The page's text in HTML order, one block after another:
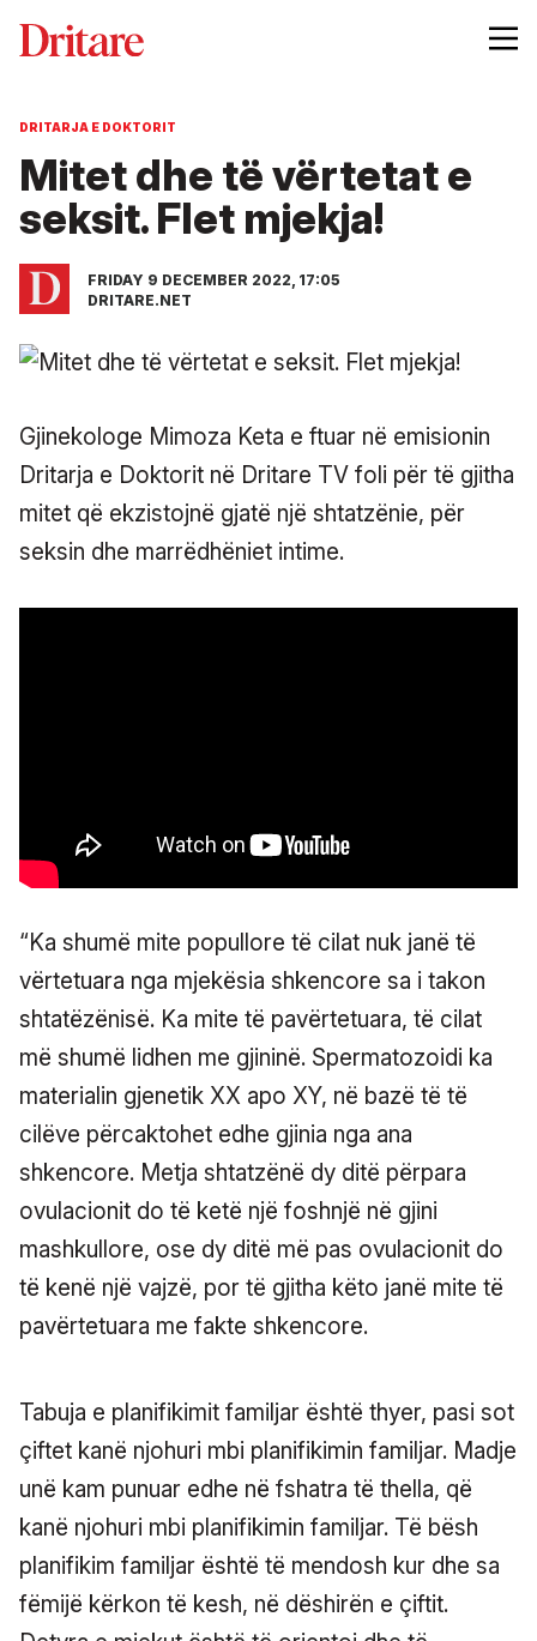
DRITARJA E DOKTORIT
Mitet dhe të vërtetat e
seksit. Flet mjekja!
FRIDAY 9 DECEMBER 2022, 17:05
DRITARE.NET
Gjinekologe Mimoza Keta e ftuar në emisionin
Dritarja e Doktorit në Dritare TV foli për të gjitha
mitet që ekzistojnë gjatë një shtatzënie, për
seksin dhe marrëdhëniet intime.
“Ka shumë mite popullore të cilat nuk janë të
vërtetuara nga mjekësia shkencore sa i takon
shtatëzënisë. Ka mite të pavërtetuara, të cilat
më shumë lidhen me gjininë. Spermatozoidi ka
materialin gjenetik XX apo XY, në bazë të të
cilëve përcaktohet edhe gjinia nga ana
shkencore. Metja shtatzënë dy ditë përpara
ovulacionit do të ketë një foshnjë në gjini
mashkullore, ose dy ditë më pas ovulacionit do
të kenë një vajzë, por të gjitha këto janë mite të
pavërtetuara me fakte shkencore.
Tabuja e planifikimit familjar është thyer, pasi sot
çiftet kanë njohuri mbi planifikimin familjar. Madje
unë kam punuar edhe në fshatra të thella, që
kanë njohuri mbi planifikimin familjar. Të bësh
planifikim familjar është të mendosh kur dhe sa
fëmijë kërkon të kesh, në dëshirën e çiftit.